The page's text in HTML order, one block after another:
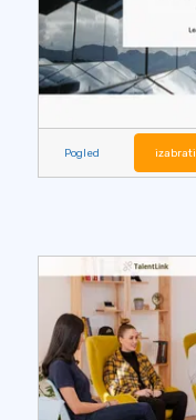
Pogled izabrati